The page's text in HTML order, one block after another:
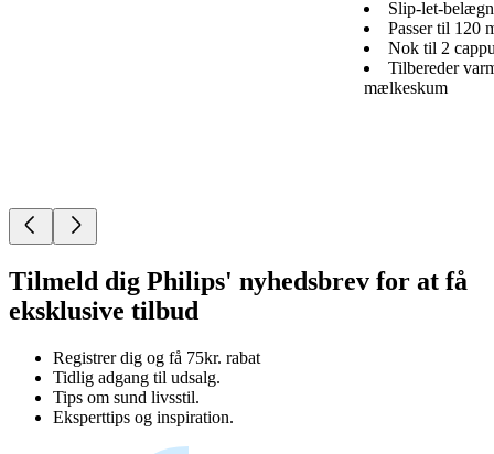
Slip-let-
Passer til 120
Nok til 2
Tilbereder
mælkeskum
Tilmeld dig Philips' nyhedsbrev for at få
eksklusive tilbud
Registrer dig og få 75kr. rabat
Tidlig adgang til udsalg.
Tips om sund livsstil.
Eksperttips og inspiration.